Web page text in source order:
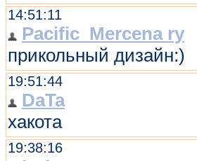
14:51:11
Pacific_Mercena ry
прикольный дизайн:)
19:51:44
DaTa
хакота
19:38:16